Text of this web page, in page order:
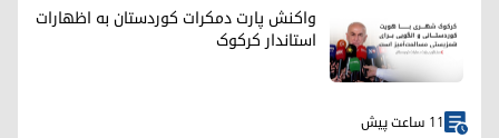
واکنش پارت دمکرات کوردستان به اظهارات
استاندار کرکوک
11 ساعت پیش